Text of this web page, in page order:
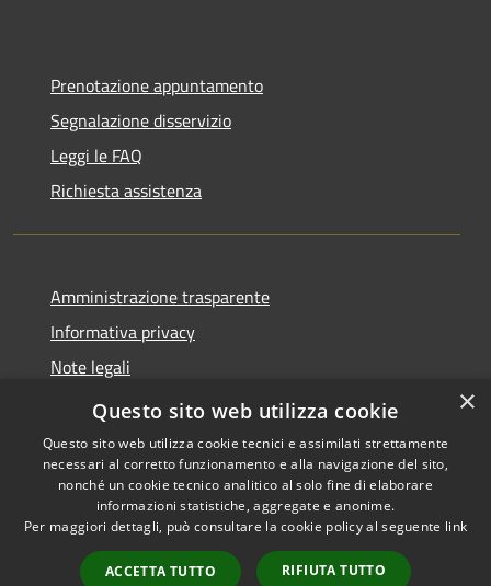
Prenotazione appuntamento
Segnalazione disservizio
Leggi le FAQ
Richiesta assistenza
Amministrazione trasparente
Informativa privacy
Note legali
Dichiarazione di accessibilità
Accessibilità
Copyright © 2026 • Comune di
Ascrea • Powered by
Municipium•
Accesso
×
Questo sito web utilizza cookie
Questo sito web utilizza cookie tecnici e assimilati strettamente
necessari al corretto funzionamento e alla navigazione del sito,
nonché un cookie tecnico analitico al solo fine di elaborare
informazioni statistiche, aggregate e anonime.
Per maggiori dettagli, può consultare la cookie policy al seguente link
ACCETTA TUTTO RIFIUTA TUTTO